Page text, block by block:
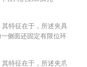
特征在于，所述夹具
侧面还固定有限位环
特征在于，所述夹爪